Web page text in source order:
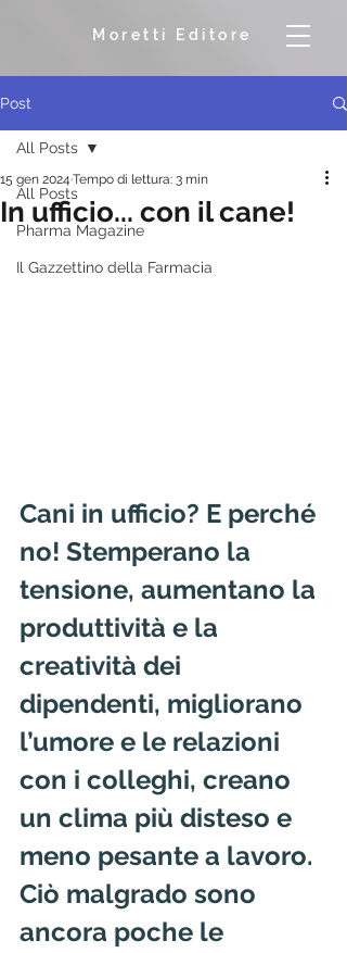
Moretti Editore
Post
All Posts
Pharma Magazine
Il Gazzettino della Farmacia
All Posts
In ufficio... con il cane!
15 gen 2024 Tempo di lettura: 3 min
Cani in ufficio? E perché
no! Stemperano la
tensione, aumentano la
produttività e la
creatività dei
dipendenti, migliorano
l’umore e le relazioni
con i colleghi, creano
un clima più disteso e
meno pesante a lavoro.
Ciò malgrado sono
ancora poche le